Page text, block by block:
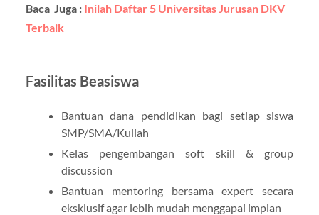
Baca Juga : Inilah Daftar 5 Universitas Jurusan DKV
Terbaik
Fasilitas Beasiswa
Bantuan dana pendidikan bagi setiap siswa
SMP/SMA/Kuliah
Kelas pengembangan soft skill & group
discussion
Bantuan mentoring bersama expert secara
eksklusif agar lebih mudah menggapai impian